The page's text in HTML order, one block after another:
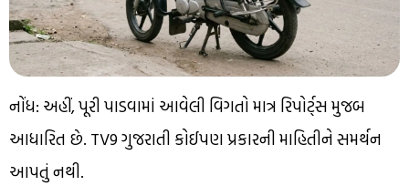
નોંધ: અહીં, પૂરી પાડવામાં આવેલી વિગતો માત્ર રિપોર્ટ્સ મુજબ
આધારિત છે. TV9 ગુજરાતી કોઈપણ પ્રકારની માહિતીને સમર્થન
આપતું નથી.